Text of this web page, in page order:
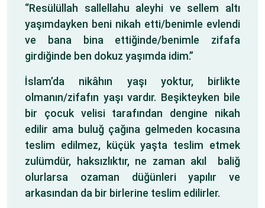
“Resülüllah sallellahu aleyhi ve sellem altı
yaşımdayken beni nikah etti/benimle evlendi
ve bana bina ettiğinde/benimle zifafa
girdiğinde ben dokuz yaşımda idim.”
İslam’da nikâhın yaşı yoktur, birlikte
olmanın/zifafın yaşı vardır. Beşikteyken bile
bir çocuk velisi tarafından dengine nikah
edilir ama buluğ çağına gelmeden kocasına
teslim edilmez, küçük yaşta teslim etmek
zulümdür, haksızlıktır, ne zaman akıl baliğ
olurlarsa ozaman düğünleri yapılır ve
arkasından da bir birlerine teslim edilirler.